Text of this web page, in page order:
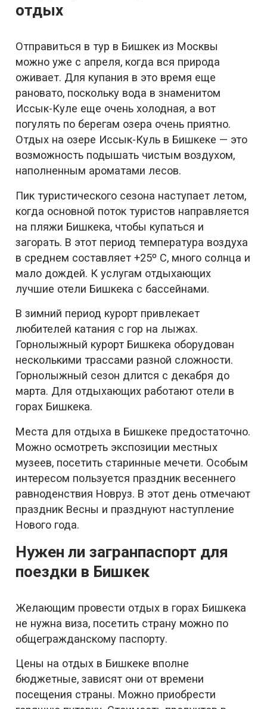
отдых
Отправиться в тур в Бишкек из Москвы
можно уже с апреля, когда вся природа
оживает. Для купания в это время еще
рановато, поскольку вода в знаменитом
Иссык-Куле еще очень холодная, а вот
погулять по берегам озера очень приятно.
Отдых на озере Иссык-Куль в Бишкеке — это
возможность подышать чистым воздухом,
наполненным ароматами лесов.
Пик туристического сезона наступает летом,
когда основной поток туристов направляется
на пляжи Бишкека, чтобы купаться и
загорать. В этот период температура воздуха
в среднем составляет +25º С, много солнца и
мало дождей. К услугам отдыхающих
лучшие отели Бишкека с бассейнами.
В зимний период курорт привлекает
любителей катания с гор на лыжах.
Горнолыжный курорт Бишкека оборудован
несколькими трассами разной сложности.
Горнолыжный сезон длится с декабря до
марта. Для отдыхающих работают отели в
горах Бишкека.
Места для отдыха в Бишкеке предостаточно.
Можно осмотреть экспозиции местных
музеев, посетить старинные мечети. Особым
интересом пользуется праздник весеннего
равноденствия Новруз. В этот день отмечают
праздник Весны и празднуют наступление
Нового года.
Нужен ли загранпаспорт для
поездки в Бишкек
Желающим провести отдых в горах Бишкека
не нужна виза, посетить страну можно по
общегражданскому паспорту.
Цены на отдых в Бишкеке вполне
бюджетные, зависят они от времени
посещения страны. Можно приобрести